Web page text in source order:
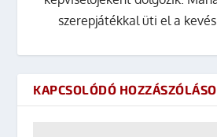
szerepjátékkal üti el a
KAPCSOLÓDÓ